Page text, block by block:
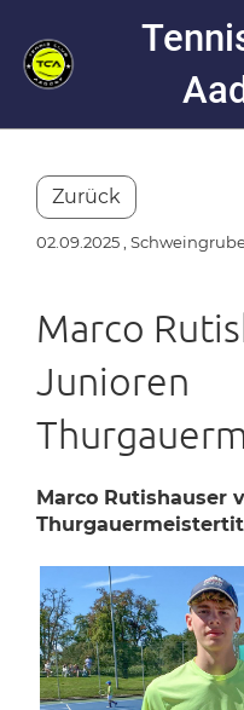
Zurück
02.09.2025 ,
Marco
Junioren
Marco Rutishauser